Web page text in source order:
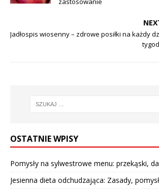
Jadłospis wiosenny – zdrowe posiłki na każdy
OSTATNIE WPISY
Pomysły na sylwestrowe menu: przekąski,
Jesienna dieta odchudzająca: Zasady,